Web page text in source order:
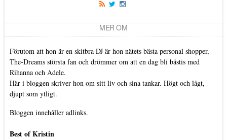
MER OM
Förutom att hon är en skitbra DJ är hon nätets bästa personal shopper,
The-Dreams största fan och drömmer om att en dag bli bästis med
Rihanna och Adele.
Här i bloggen skriver hon om sitt liv och sina tankar. Högt och lågt,
djupt som ytligt.
Bloggen innehåller adlinks.
Best of Kristin